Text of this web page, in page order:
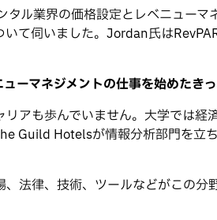
タル業界の価格設定とレベニュー
いて伺いました。Jordan氏は
ーマネジメントの仕事を始めたき
アも歩んでいません。大学では
Guild Hotelsが情報分析部門を立
法律、技術、ツールなどがこの